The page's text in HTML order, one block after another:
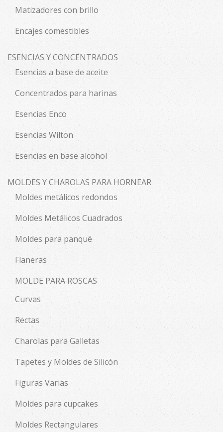
Matizadores con brillo
Encajes comestibles
ESENCIAS Y CONCENTRADOS
Esencias a base de aceite
Concentrados para harinas
Esencias Enco
Esencias Wilton
Esencias en base alcohol
MOLDES Y CHAROLAS PARA HORNEAR
Moldes metálicos redondos
Moldes Metálicos Cuadrados
Moldes para panqué
Flaneras
MOLDE PARA ROSCAS
Curvas
Rectas
Charolas para Galletas
Tapetes y Moldes de Silicón
Figuras Varias
Moldes para cupcakes
Moldes Rectangulares